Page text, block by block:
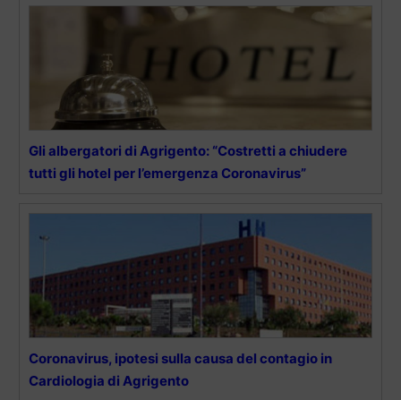
Gli albergatori di Agrigento: “Costretti a chiudere
tutti gli hotel per l’emergenza Coronavirus”
Coronavirus, ipotesi sulla causa del contagio in
Cardiologia di Agrigento